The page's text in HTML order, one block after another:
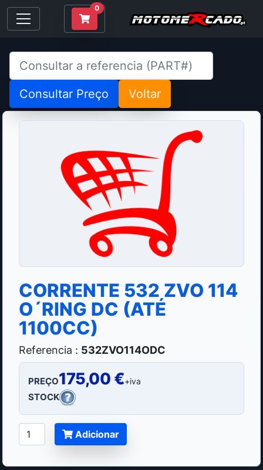
0
Consultar Preço Voltar
CORRENTE 532 ZVO 114
O´RING DC (ATÉ
1100CC)
Referencia : 532ZVO114ODC
PREÇO175,00 €+iva
STOCK
Adicionar